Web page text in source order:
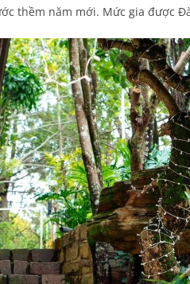
thềm năm mới. Mức gia được